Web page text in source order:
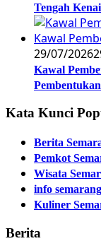
Tengah
29/07/2026
Kawal
Kata Kunci
Berita
Pemkot
Wisata
info semarang
Kuliner
Berita